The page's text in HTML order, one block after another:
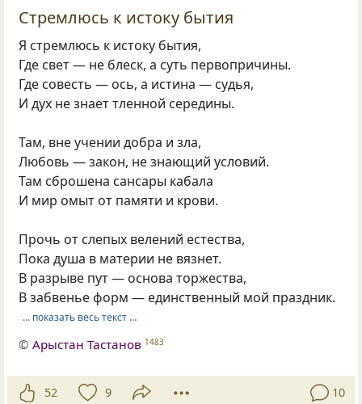
Стремлюсь к истоку бытия
Я стремлюсь к истоку бытия,
Где свет — не блеск, а суть первопричины.
Где совесть — ось, а истина — судья,
И дух не знает тленной середины.
Там, вне учении добра и зла,
Любовь — закон, не знающий условий.
Там сброшена сансары кабала
И мир омыт от памяти и крови.
Прочь от слепых велений естества,
Пока душа в материи не вязнет.
В разрыве пут — основа торжества,
В забвенье форм — единственный мой праздник.
… показать весь текст …
©Арыстан Тастанов 1483
52 9 10